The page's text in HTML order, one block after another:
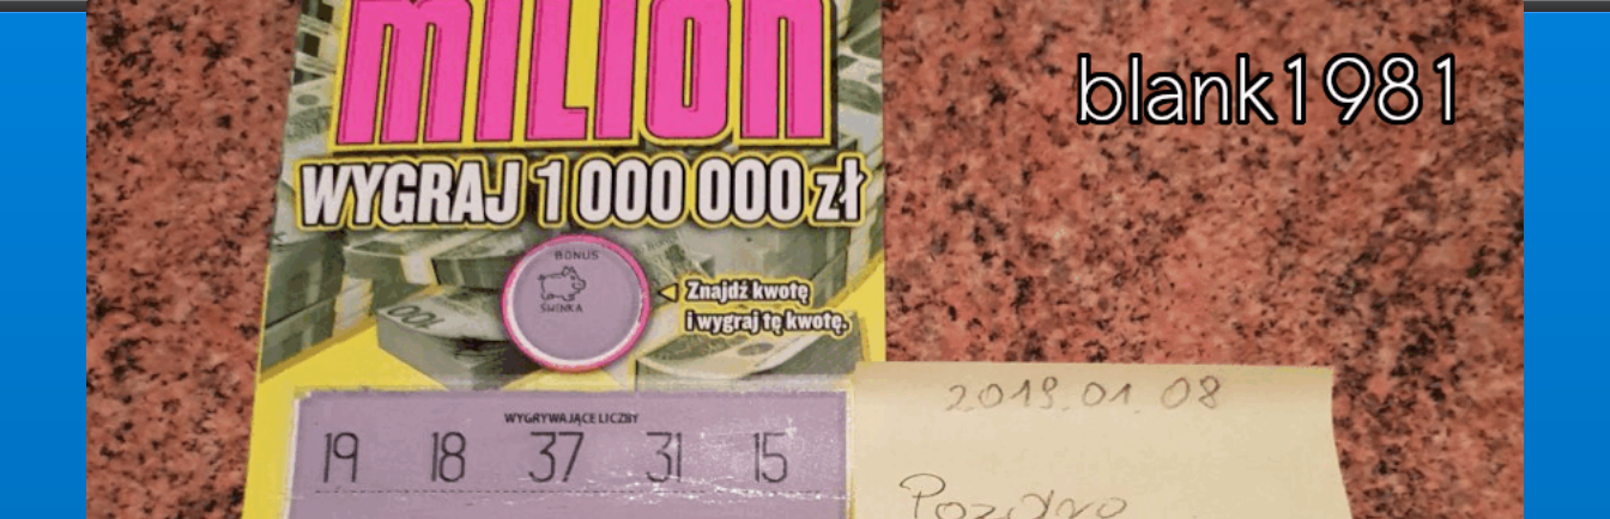
forumlotek.pl
Forum gier liczbowych